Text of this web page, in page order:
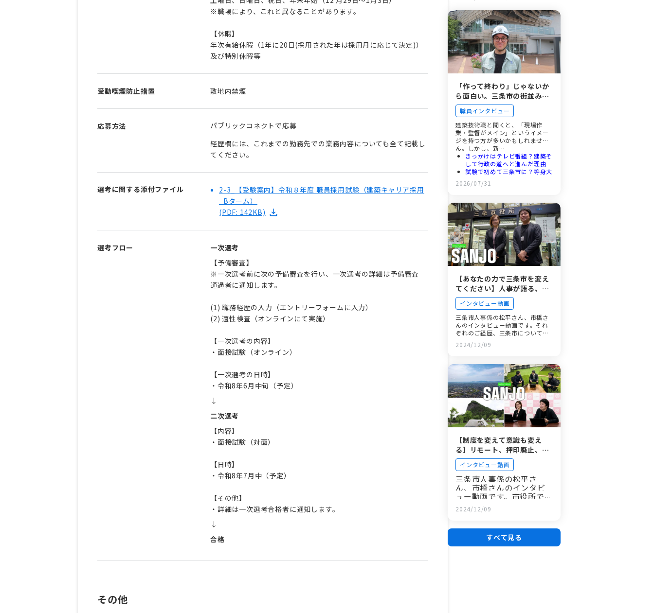
※職場により、これと異なることがあります。
【休暇】
年次有給休暇（1年に20日(採用された年は採用月に応じて決定)）
及び特別休暇等
受動喫煙防止措置 敷地内禁煙
応募方法
パブリックコネクトで応募
経歴欄には、これまでの勤務先での業務内容についても全て記載し
てください。
選考に関する添付ファイル
2-3_【受験案内】令和８年度 職員採用試験（建築キャリア採用
_Bターム）
(PDF: 142KB)
選考フロー
一次選考
【予備審査】
※一次選考前に次の予備審査を行い、一次選考の詳細は予備審査
通過者に通知します。
(1) 職務経歴の入力（エントリーフォームに入力）
(2) 適性検査（オンラインにて実施）
【一次選考の内容】
・面接試験（オンライン）
【一次選考の日時】
・令和8年6月中旬（予定）
↓
二次選考
【内容】
・面接試験（対面）
【日時】
・令和8年7月中（予定）
【その他】
・詳細は一次選考合格者に通知します。
↓
合格
その他
「作って終わり」じゃないか
ら面白い。三条市の街並みと
市民生活を見守る、建築技術
職という選択
職員インタビュー
建築技術職と聞くと、「現場作
業・監督がメイン」というイメー
ジを持つ方が多いかもしれませ
ん。しかし、新…
きっかけはテレビ番組？建築そ
して行政の道へと進んだ理由
試験で初めて三条市に？等身大
の志望動機と現在の姿
大規模複合施設を手掛けて感じ
の価値
デスクワークが8割？ビジネス
カジュアルで働く、建築技術職
の日常とは
まるで家族のような温かさ。手
厚いサポート体制と未来の仲間
へのメッセージ
2026/07/31
【あなたの力で三条市を変え
てください】人事が語る、三
条市の未来とこれから求めら
れる人物像
インタビュー動画
三条市人事係の松平さん、市橋さ
んのインタビュー動画です。それ
ぞれのご経歴、三条市について、
採用選考に…
2024/12/09
【制度を変えて意識も変え
る】リモート、押印廃止、服
装自由…先進的な働き方を実
現する三条市役所の取り組み
を聞く
インタビュー動画
三条市人事係の松平さ
ん、市橋さんのインタビ
ュー動画です。市役所での
デジタル化の取り組み、
働き方やリモ…
2024/12/09
すべて見る